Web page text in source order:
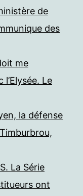
de
des
me
Le
la défense
La Série
ont